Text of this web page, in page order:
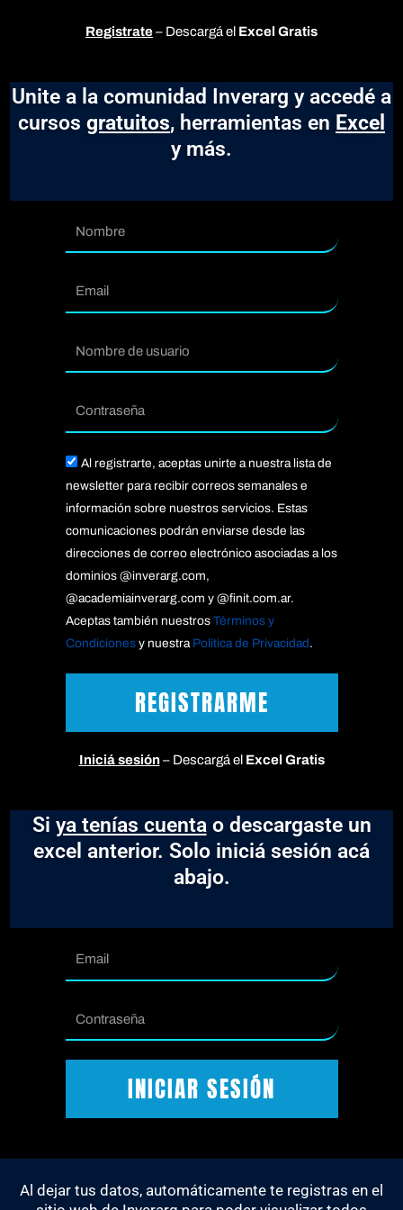
Registrate– Descargá el Excel Gratis
Unite a la comunidad Inverarg y accedé a
cursos gratuitos, herramientas en Excel
y más.
Email
Contraseña
Acepto
Al registrarte, aceptas unirte a nuestra lista de
newsletter para recibir correos semanales e
información sobre nuestros servicios. Estas
comunicaciones podrán enviarse desde las
direcciones de correo electrónico asociadas a los
dominios @inverarg.com,
@academiainverarg.com y @finit.com.ar.
Aceptas también nuestros Términos y
Condicionesy nuestra Política de Privacidad.
REGISTRARME
Iniciá sesión– Descargá el Excel Gratis
Si ya tenías cuentao descargaste un
excel anterior. Solo iniciá sesión acá
abajo.
Email
INICIAR SESIÓN
Al dejar tus datos, automáticamente te registras en el